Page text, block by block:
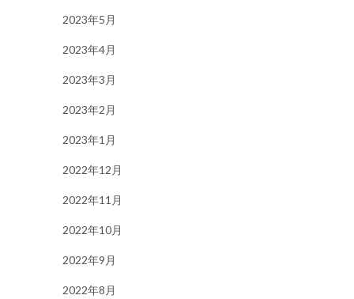
2023年5月
2023年4月
2023年3月
2023年2月
2023年1月
2022年12月
2022年11月
2022年10月
2022年9月
2022年8月